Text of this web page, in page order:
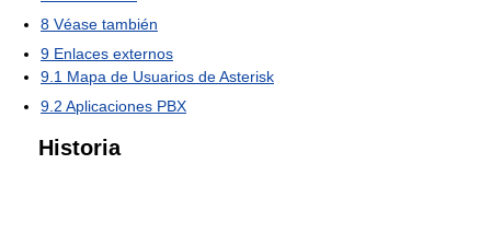
8 Véase también
9 Enlaces externos
9.1 Mapa de Usuarios de Asterisk
9.2 Aplicaciones PBX
Historia